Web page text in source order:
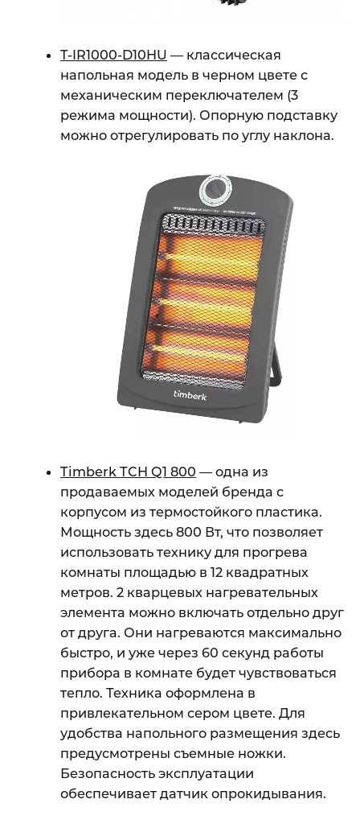
T-IR1000-D10HU — классическая
напольная модель в черном цвете с
механическим переключателем (3
режима мощности). Опорную подставку
можно отрегулировать по углу наклона.
Timberk TCH Q1 800 — одна из
продаваемых моделей бренда с
корпусом из термостойкого пластика.
Мощность здесь 800 Вт, что позволяет
использовать технику для прогрева
комнаты площадью в 12 квадратных
метров. 2 кварцевых нагревательных
элемента можно включать отдельно друг
от друга. Они нагреваются максимально
быстро, и уже через 60 секунд работы
прибора в комнате будет чувствоваться
тепло. Техника оформлена в
привлекательном сером цвете. Для
удобства напольного размещения здесь
предусмотрены съемные ножки.
Безопасность эксплуатации
обеспечивает датчик опрокидывания.